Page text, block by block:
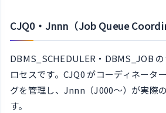
CJQ0・Jnnn（Job Queue
DBMS_SCHEDULER・DBMS_JOB
ロセスです。CJQ0 がコーディネータ
グを管理し、Jnnn（J000〜）が実際
す。